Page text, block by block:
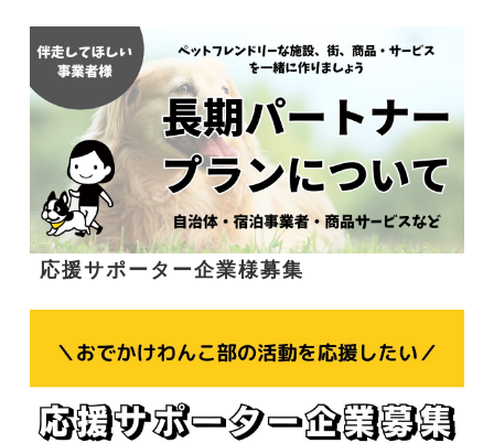
応援サポーター企業様募集